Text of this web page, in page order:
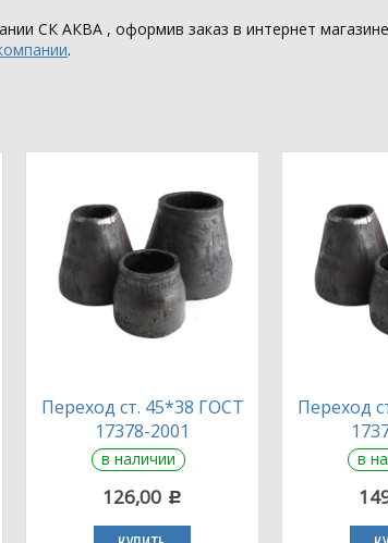
СК АКВА , оформив заказ в интернет
.
Переход ст. 45*38 ГОСТ
17378-2001
в наличии
126,00 c
Переход
в